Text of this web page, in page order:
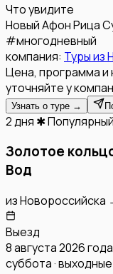
Что увидите
Новый АфонРица
#многодневный
компания: Туры из
Цена, программа и
уточняйте у
Узнать о туре →
2 дня ✱ Популярный
Золотое
Вод
изНовороссийска
Выезд
8 августа 2026 года
суббота · выходные